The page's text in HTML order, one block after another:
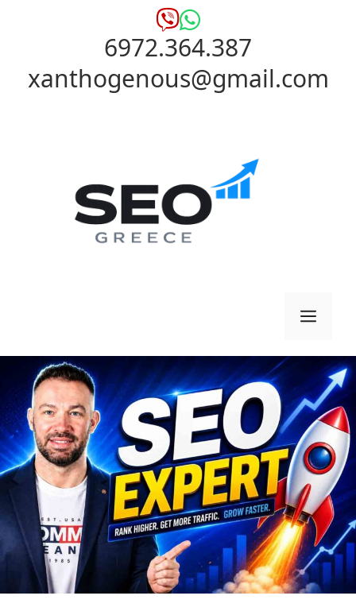
6972.364.387
xanthogenous@gmail.com